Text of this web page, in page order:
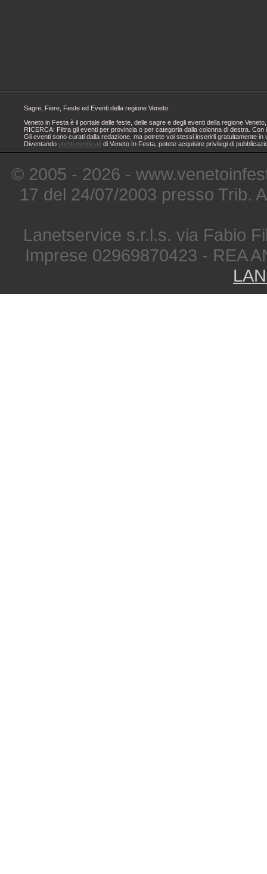
Sagre, Fiere, Feste ed Eventi della regione Veneto.
Veneto in Festa è il portale delle feste, delle sagre e degli eventi della regione
RICERCA: Filtra gli eventi per provincia o per categoria dalla colonna di destra.
Gli eventi sono curati dalla redazione, ma potrete voi stessi inserirli gratuitamente
Diventando utenti certificati di Veneto In Festa, potete acquisire privilegi di
© 2005 - 2026 -
17 del 24/07/2003 presso Trib.
Lanetservice s.r.l.s. via Fabio
Imprese 02969870423 - REA